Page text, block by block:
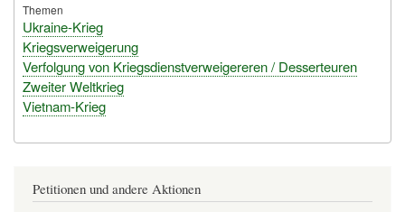
Themen
Ukraine-Krieg
Kriegsverweigerung
Verfolgung von Kriegsdienstverweigereren / Desserteuren
Zweiter Weltkrieg
Vietnam-Krieg
Petitionen und andere Aktionen